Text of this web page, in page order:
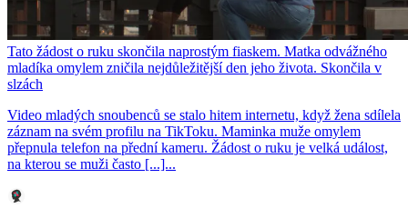
Tato žádost o ruku skončila naprostým fiaskem. Matka odvážného
mladíka omylem zničila nejdůležitější den jeho života. Skončila v
slzách
Video mladých snoubenců se stalo hitem internetu, když žena sdílela
záznam na svém profilu na TikToku. Maminka muže omylem
přepnula telefon na přední kameru. Žádost o ruku je velká událost,
na kterou se muži často [...]...